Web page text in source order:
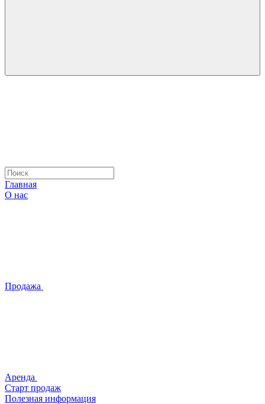
Главная
О нас
Продажа
Аренда
Старт продаж
Полезная информация